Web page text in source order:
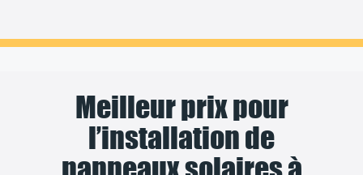
Meilleur prix pour
l’installation de